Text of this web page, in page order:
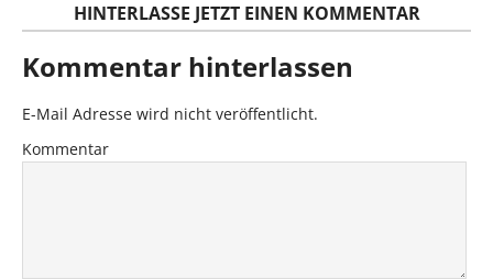
HINTERLASSE JETZT EINEN KOMMENTAR
Kommentar hinterlassen
E-Mail Adresse wird nicht veröffentlicht.
Kommentar